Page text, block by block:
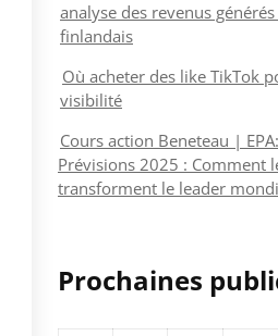
analyse des revenus
finlandais
Où acheter des like TikTok
visibilité
Cours action Beneteau |
Prévisions 2025 : Comment
transforment le leader
Prochaines